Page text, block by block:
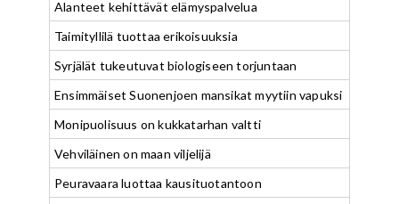
Alanteet kehittävät elämyspalvelua
Taimityllilä tuottaa erikoisuuksia
Syrjälät tukeutuvat biologiseen torjuntaan
Ensimmäiset Suonenjoen mansikat myytiin vapuksi
Monipuolisuus on kukkatarhan valtti
Vehviläinen on maan viljelijä
Peuravaara luottaa kausituotantoon